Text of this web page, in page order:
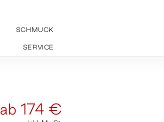
SCHMUCK
SERVICE
ab 174 €